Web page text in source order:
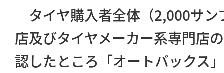
タイヤ購入者全体（2,000サン
店及びタイヤメーカー系専門店
認したところ「オートバックス